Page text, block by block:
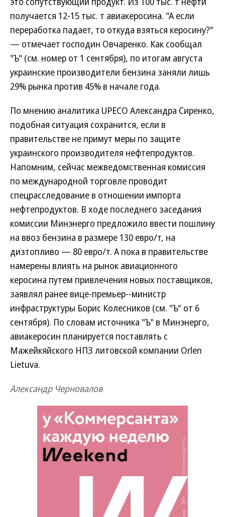
получается 12-15 тыс. т авиакеросина. "А если
переработка падает, то откуда взяться керосину?"
— отмечает господин Овчаренко. Как сообщал
"Ъ" (см. номер от 1 сентября), по итогам августа
украинские производители бензина заняли лишь
29% рынка против 45% в начале года.
По мнению аналитика UPECO Александра Сиренко,
подобная ситуация сохранится, если в
правительстве не примут меры по защите
украинского производителя нефтепродуктов.
Напомним, сейчас межведомственная комиссия
по международной торговле проводит
спецрасследование в отношении импорта
нефтепродуктов. В ходе последнего заседания
комиссии Минэнерго предложило ввести пошлину
на ввоз бензина в размере 130 евро/т, на
дизтопливо — 80 евро/т. А пока в правительстве
намерены влиять на рынок авиационного
керосина путем привлечения новых поставщиков,
заявлял ранее вице-премьер--министр
инфраструктуры Борис Колесников (см. "Ъ" от 6
сентября). По словам источника "Ъ" в Минэнерго,
авиакеросин планируется поставлять с
Мажейкяйского НПЗ литовской компании Orlen
Lietuva.
Александр Черновалов